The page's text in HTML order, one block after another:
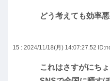
どう考えても効率
15 : 2024/11/18(月) 14:07:27.52
これはさすがにち